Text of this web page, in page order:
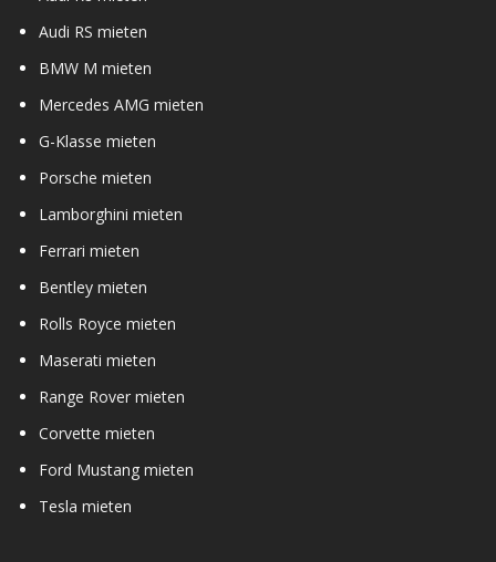
Audi RS mieten
BMW M mieten
Mercedes AMG mieten
G-Klasse mieten
Porsche mieten
Lamborghini mieten
Ferrari mieten
Bentley mieten
Rolls Royce mieten
Maserati mieten
Range Rover mieten
Corvette mieten
Ford Mustang mieten
Tesla mieten